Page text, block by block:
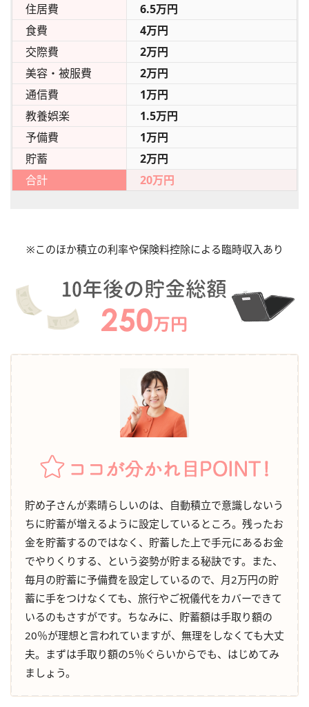
住居費
6.5万円
食費
4万円
交際費
2万円
美容・被服費
2万円
通信費
1万円
教養娯楽
1.5万円
予備費
1万円
貯蓄
2万円
合計
20万円
※このほか積立の利率や保険料控除による臨時収入あり
貯め子さんが素晴らしいのは、自動積立で意識しないう
ちに貯蓄が増えるように設定しているところ。残ったお
金を貯蓄するのではなく、貯蓄した上で手元にあるお金
でやりくりする、という姿勢が貯まる秘訣です。また、
毎月の貯蓄に予備費を設定しているので、月2万円の貯
蓄に手をつけなくても、旅行やご祝儀代をカバーできて
いるのもさすがです。ちなみに、貯蓄額は手取り額の
20％が理想と言われていますが、無理をしなくても大丈
夫。まずは手取り額の5％ぐらいからでも、はじめてみ
ましょう。